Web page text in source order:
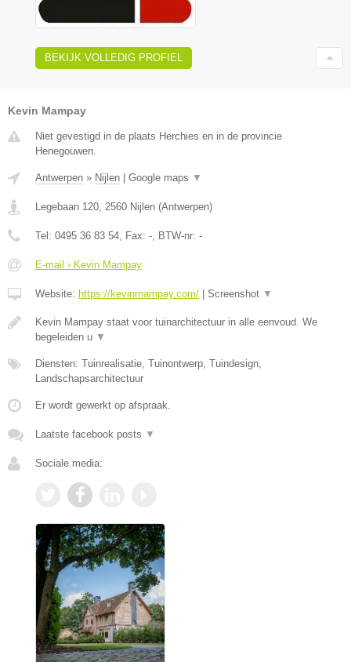
BEKIJK VOLLEDIG PROFIEL
Kevin Mampay
Niet gevestigd in de plaats Herchies en in de provincie
Henegouwen.
Antwerpen » Nijlen Google maps ▼
Legebaan 120 2560 Nijlen (Antwerpen)
Tel: 0495 36 83 54 , Fax: - , BTW-nr: -
E-mail › Kevin Mampay
Website: https://kevinmampay.com/ Screenshot ▼
Kevin Mampay staat voor tuinarchitectuur in alle eenvoud. We
begeleiden u ▼
Diensten: Tuinrealisatie, Tuinontwerp, Tuindesign,
Landschapsarchitectuur
Er wordt gewerkt op afspraak.
Laatste facebook posts ▼
Sociale media: